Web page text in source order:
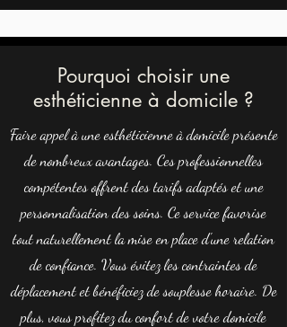
Pourquoi choisir une
esthéticienne à domicile ?
Faire appel à une esthéticienne à domicile présente
de nombreux avantages. Ces professionnelles
compétentes offrent des tarifs adaptés et une
personnalisation des soins. Ce service favorise
tout naturellement la mise en place d'une relation
de confiance. Vous évitez les contraintes de
déplacement et bénéficiez de souplesse horaire. De
plus, vous profitez du confort de votre domicile